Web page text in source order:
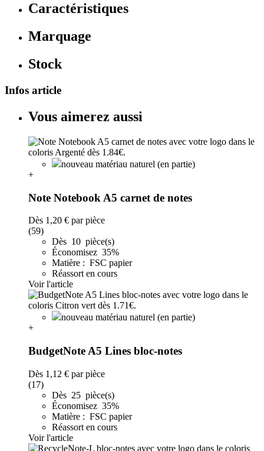
Caractéristiques
Marquage
Stock
Infos article
Vous aimerez aussi
nouveau matériau naturel (en partie)
+
Note Notebook A5 carnet de notes
Dès 1,20 € par pièce
(59)
Dès 10 pièce(s)
Économisez 35%
Matière : FSC papier
Réassort en cours
Voir l'article
nouveau matériau naturel (en partie)
+
BudgetNote A5 Lines bloc-notes
Dès 1,12 € par pièce
(17)
Dès 25 pièce(s)
Économisez 35%
Matière : FSC papier
Réassort en cours
Voir l'article